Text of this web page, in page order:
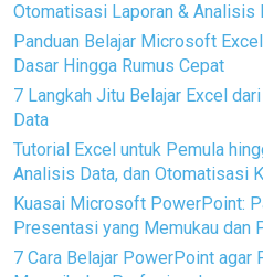
Otomatisasi Laporan & Analisis
Panduan Belajar Microsoft
Dasar Hingga Rumus Cepat
7 Langkah Jitu Belajar Excel
Data
Tutorial Excel untuk Pemula
Analisis Data, dan Otomatisasi
Kuasai Microsoft PowerPoint:
Presentasi yang Memukau dan
7 Cara Belajar PowerPoint agar